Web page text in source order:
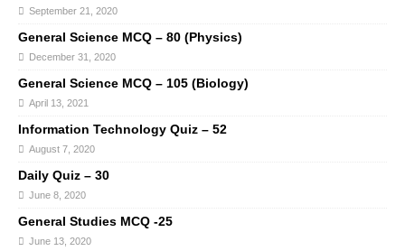
September 21, 2020
General Science MCQ – 80 (Physics)
December 31, 2020
General Science MCQ – 105 (Biology)
April 13, 2021
Information Technology Quiz – 52
August 7, 2020
Daily Quiz – 30
June 8, 2020
General Studies MCQ -25
June 13, 2020